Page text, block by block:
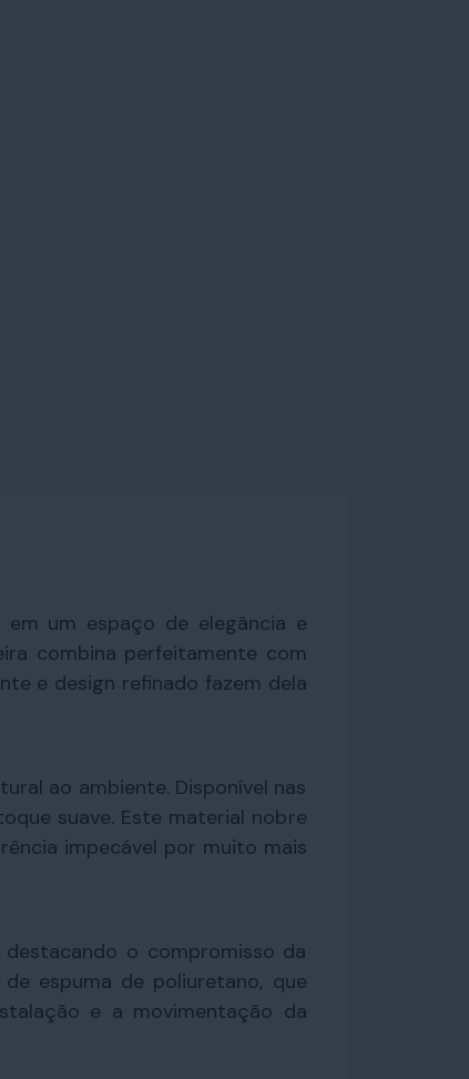
um espaço de elegância e
combina perfeitamente com
e design refinado fazem dela
ao ambiente. Disponível nas
suave. Este material nobre
impecável por muito mais
o compromisso da
espuma de poliuretano, que
e a movimentação da